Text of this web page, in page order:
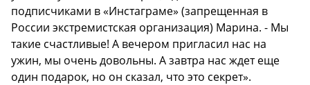
подписчиками в «Инстаграме» (запрещенная в
России экстремистская организация) Марина. - Мы
такие счастливые! А вечером пригласил нас на
ужин, мы очень довольны. А завтра нас ждет еще
один подарок, но он сказал, что это секрет».